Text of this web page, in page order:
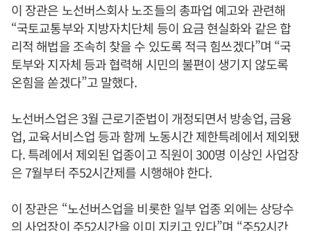
이 장관은 노선버스회사 노조들의 총파업 예고와 관련해
“국토교통부와 지방자치단체 등이 요금 현실화와 같은 합
리적 해법을 조속히 찾을 수 있도록 적극 힘쓰겠다”며 “국
토부와 지자체 등과 협력해 시민의 불편이 생기지 않도록
온힘을 쏟겠다”고 말했다.
노선버스업은 3월 근로기준법이 개정되면서 방송업, 금융
업, 교육서비스업 등과 함께 노동시간 제한특례에서 제외됐
다. 특례에서 제외된 업종이고 직원이 300명 이상인 사업장
은 7월부터 주52시간제를 시행해야 한다.
이 장관은 “노선버스업을 비롯한 일부 업종 외에는 상당수
의 사업장이 주52시간을 이미 지키고 있다”며 “주52시간